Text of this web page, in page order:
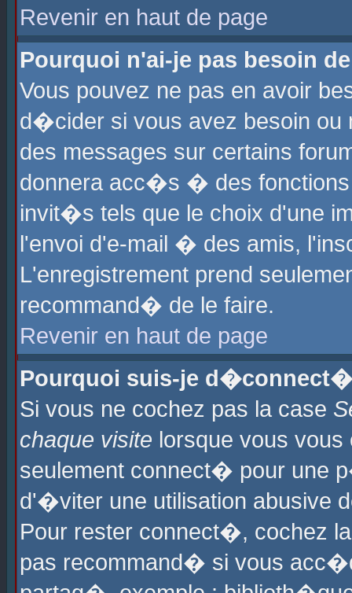
Revenir en haut de page
Pourquoi n'ai-je pas besoin
Vous pouvez ne pas en avoir
d�cider si vous avez besoin ou
des messages sur certains
donnera acc�s � des fonctions
invit�s tels que le choix d'une
l'envoi d'e-mail � des amis,
L'enregistrement prend
recommand� de le faire.
Revenir en haut de page
Pourquoi suis-je
Si vous ne cochez pas la case
chaque visite lorsque vous
seulement connect� pour une
d'�viter une utilisation abusive
Pour rester connect�, cochez
pas recommand� si vous